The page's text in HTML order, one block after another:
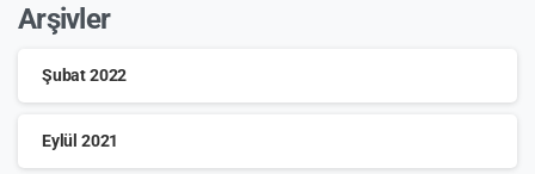
Arşivler
Şubat 2022
Eylül 2021